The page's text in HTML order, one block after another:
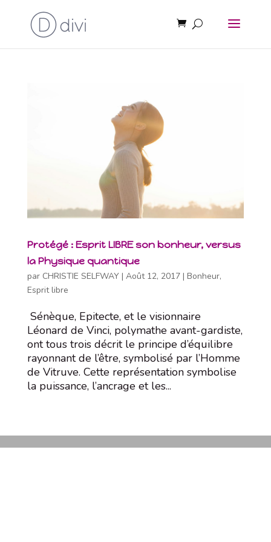
Protégé : Esprit LIBRE son bonheur, versus
la Physique quantique
par CHRISTIE SELFWAY| Août 12, 2017| Bonheur,
Esprit libre
Sénèque, Epitecte, et le visionnaire
Léonard de Vinci, polymathe avant-gardiste,
ont tous trois décrit le principe d’équilibre
rayonnant de l’être, symbolisé par l’Homme
de Vitruve. Cette représentation symbolise
la puissance, l’ancrage et les...